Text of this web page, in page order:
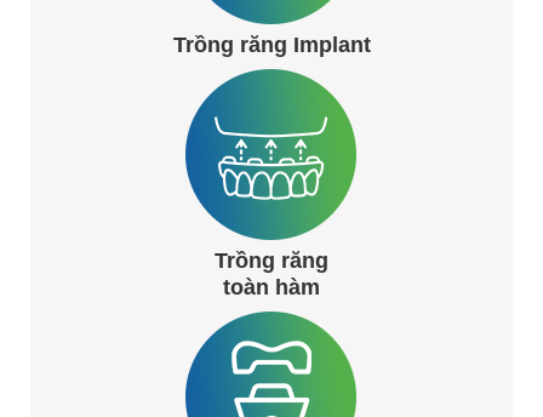
Trồng răng Implant
Trồng răng
toàn hàm